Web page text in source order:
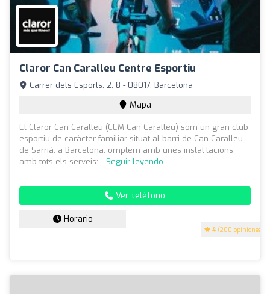
Claror Can Caralleu Centre Esportiu
4 (200 opiniones)
Carrer dels Esports, 2, 8 - 08017, Barcelona
Mapa
El Claror Can Caralleu (CEM Can Caralleu) som un gran club
esportiu de caràcter familiar situat al barri de Can Caralleu
de Sarrià, a Barcelona. omptem amb unes instal·lacions
amb tots els serveis:... Seguir leyendo
Ver teléfono
Horario